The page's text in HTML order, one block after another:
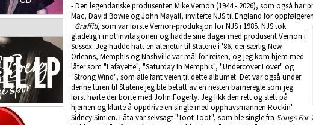
- Den legendariske produsenten Mike Vernon (1944 - 2026), som også har
Mac, David Bowie og John Mayall, inviterte NJS til England for
Graffiti, som var første Vernon-produksjon for NJS i 1985. NJS tok
gladelig i mot invitasjonen og hadde sine dager med produsent Vernon i
Sussex. Jeg hadde hatt en alenetur til Statene i '86, der særlig New
Orleans, Memphis og Nashville var mål for reisen, og jeg kom hjem med
låter som "Lafayette", "Saturday In Memphis", "Undercover Lover" og
"Strong Wind", som alle fant veien til dette albumet. Det var også under
denne turen til Statene jeg ble betatt av en nesten barneregle som jeg
først hørte der borte med John Fogerty. Jeg fikk den rett og slett på
hjernen og klarte å oppdrive en single med opphavsmannen Rockin'
Sidney Simien. Låta var selvsagt "Toot Toot", som ble single fra Songs For